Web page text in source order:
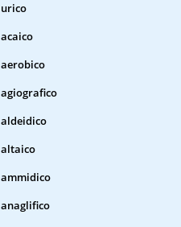
urico
acaico
aerobico
agiografico
aldeidico
altaico
ammidico
anaglifico